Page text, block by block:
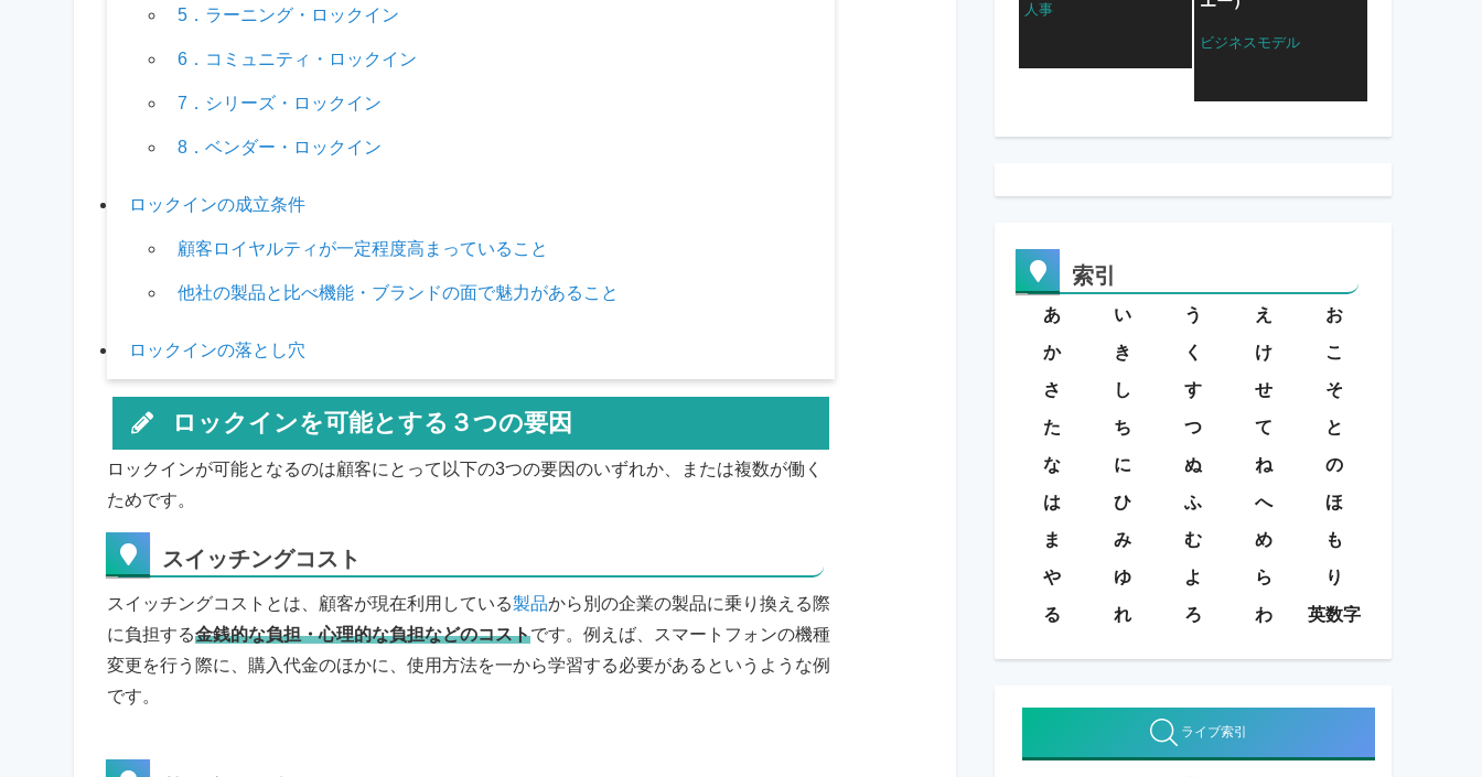
5．ラーニング・ロックイン
6．コミュニティ・ロックイン
7．シリーズ・ロックイン
8．ベンダー・ロックイン
ロックインの成立条件
顧客ロイヤルティが一定程度高まっていること
他社の製品と比べ機能・ブランドの面で魅力があること
ロックインの落とし穴
ロックインを可能とする３つの要因
ロックインが可能となるのは顧客にとって以下の3つの要因のいずれか、または複数が働く
ためです。
スイッチングコスト
スイッチングコストとは、顧客が現在利用している製品から別の企業の製品に乗り換える際
に負担する金銭的な負担・心理的な負担などのコストです。例えば、スマートフォンの機種
変更を行う際に、購入代金のほかに、使用方法を一から学習する必要があるというような例
です。
人事
ビジネスモデル
索引
あ い う え
お
か
き く け
こ
さ
し す せ
そ
た
ち つ て
と
な
に ぬ ね
の
は
ひ ふ へ
ほ
ま
み む め
も
や
ゆ よ ら
り
る
れ ろ わ 英数字
ライブ索引